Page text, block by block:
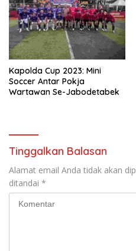
Kapolda Cup 2023: Mini
Soccer Antar Pokja
Wartawan Se-Jabodetabek
Tinggalkan Balasan
Alamat email Anda tidak akan
ditandai *